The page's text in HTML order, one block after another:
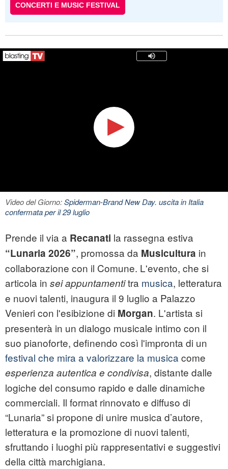
CONCERTI E MUSIC FESTIVAL
Video del Giorno:Spiderman-Brand New Day. uscita in Italia
confermata per il 29 luglio
Prende il via a Recanati la rassegna estiva
“Lunaria 2026”, promossa da Musicultura in
collaborazione con il Comune. L'evento, che si
articola in sei appuntamentitra musica, letteratura
e nuovi talenti, inaugura il 9 luglio a Palazzo
Venieri con l'esibizione di Morgan. L'artista si
presenterà in un dialogo musicale intimo con il
suo pianoforte, definendo così l'impronta di un
festival che mira a valorizzare la musica come
esperienza autentica e condivisa, distante dalle
logiche del consumo rapido e dalle dinamiche
commerciali. Il format rinnovato e diffuso di
“Lunaria” si propone di unire musica d’autore,
letteratura e la promozione di nuovi talenti,
sfruttando i luoghi più rappresentativi e suggestivi
della città marchigiana.